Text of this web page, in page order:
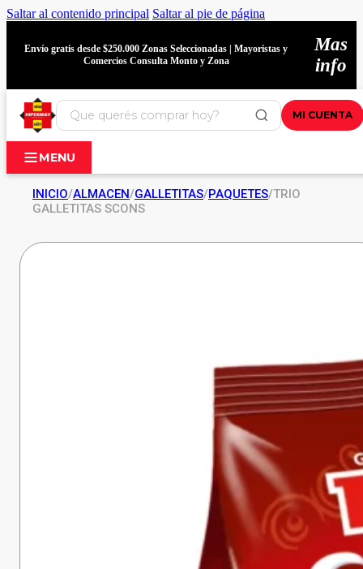
Saltar al contenido principal Saltar al pie de página
Envío gratis desde $250.000 Zonas Seleccionadas | Mayoristas y
Comercios Consulta Monto y Zona
Mas
info
MI CUENTA
MENU
INICIO/ALMACEN/GALLETITAS/PAQUETES/TRIO
GALLETITAS SCONS